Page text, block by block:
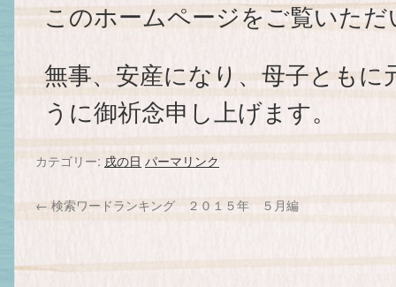
このホームページをご覧いた
無事、安産になり、母子ともに
うに御祈念申し上げます。
カテゴリー: 戌の日 パーマリンク
←検索ワードランキング ２０１５年 ５月編